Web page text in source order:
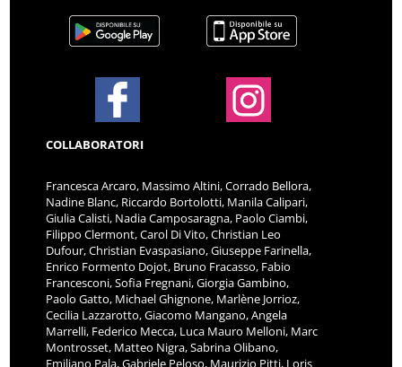
COLLABORATORI
Francesca Arcaro, Massimo Altini, Corrado Bellora,
Nadine Blanc, Riccardo Bortolotti, Manila Calipari,
Giulia Calisti, Nadia Camposaragna, Paolo Ciambi,
Filippo Clermont, Carol Di Vito, Christian Leo
Dufour, Christian Evaspasiano, Giuseppe Farinella,
Enrico Formento Dojot, Bruno Fracasso, Fabio
Francesconi, Sofia Fregnani, Giorgia Gambino,
Paolo Gatto, Michael Ghignone, Marlène Jorrioz,
Cecilia Lazzarotto, Giacomo Mangano, Angela
Marrelli, Federico Mecca, Luca Mauro Melloni, Marc
Montrosset, Matteo Nigra, Sabrina Olibano,
Emiliano Pala, Gabriele Peloso, Maurizio Pitti, Loris